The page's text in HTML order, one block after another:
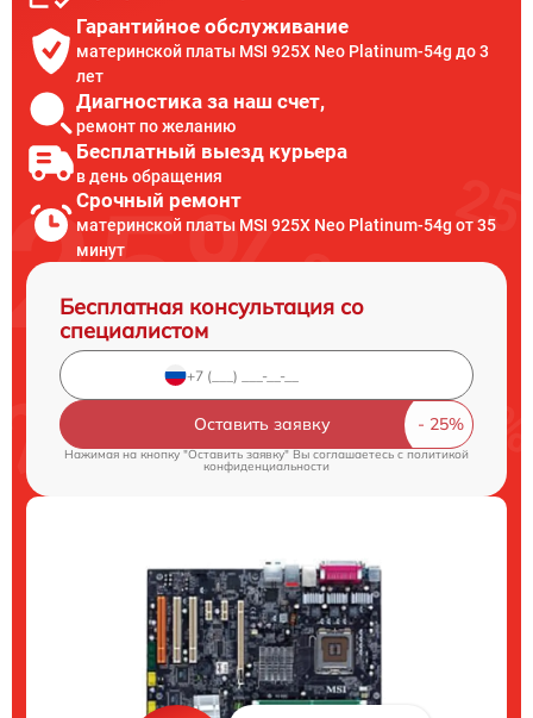
Гарантийное обслуживание
материнской платы MSI 925X Neo Platinum-54g до 3
лет
Диагностика за наш счет,
ремонт по желанию
Бесплатный выезд курьера
в день обращения
Срочный ремонт
материнской платы MSI 925X Neo Platinum-54g от 35
минут
Бесплатная консультация со
специалистом
Оставить заявку
Нажимая на кнопку "Оставить заявку" Вы соглашаетесь cполитикой
конфиденциальности